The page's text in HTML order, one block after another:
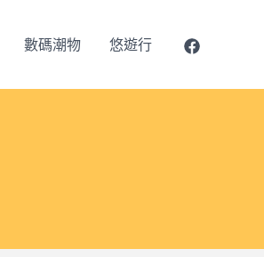
數碼潮物 悠遊行